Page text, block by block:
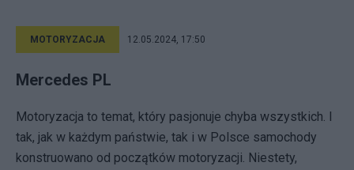
MOTORYZACJA 12.05.2024, 17:50
Mercedes PL
Motoryzacja to temat, który pasjonuje chyba wszystkich. I
tak, jak w każdym państwie, tak i w Polsce samochody
konstruowano od początków motoryzacji. Niestety,